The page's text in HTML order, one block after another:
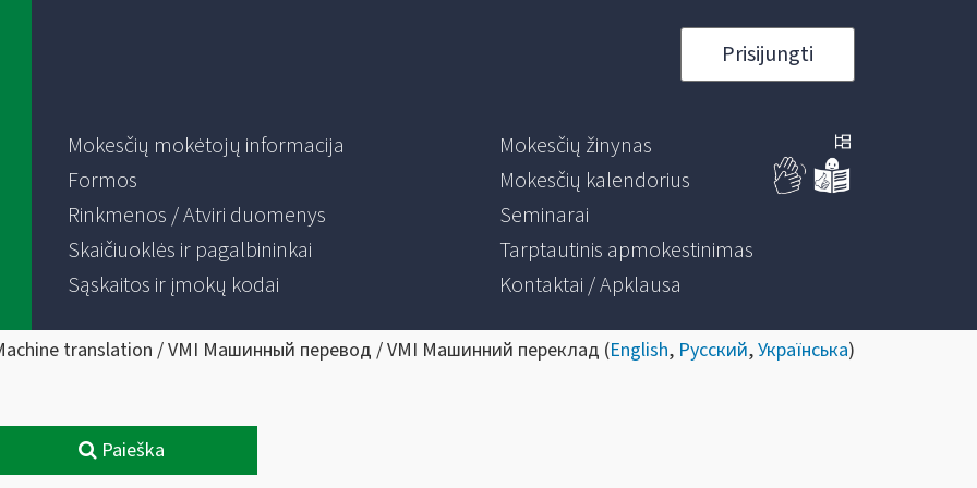
Prisijungti
Mokesčių mokėtojų informacija
Formos
Rinkmenos / Atviri duomenys
Skaičiuoklės ir pagalbininkai
Sąskaitos ir įmokų kodai
Mokesčių žinynas
Mokesčių kalendorius
Seminarai
Tarptautinis apmokestinimas
Kontaktai / Apklausa
translation / VMI Машинный перевод / VMI Машинний переклад (English, Русский,Українська)
Paieška